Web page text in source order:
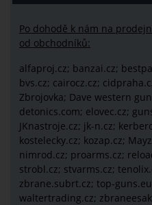
Po dohodě k nám na
od obchodníků:
alfaproj.cz; banzai.cz;
bvs.cz; cairocz.cz;
Zbrojovka; Dave western
detonics.com; elovec.cz;
JKnastroje.cz; jk-n.cz;
kostelecky.cz; kozap.cz;
nimrod.cz; proarms.cz;
strobl.cz; stvarms.cz;
zbrane.subrt.cz; top-
waltertrading.cz;